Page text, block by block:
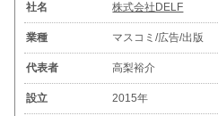
社名 株式会社DELF
業種 マスコミ/広告/出版
代表者 高梨裕介
設立 2015年